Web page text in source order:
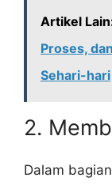
Artikel
Proses,
Sehari-hari
2.
Dalam